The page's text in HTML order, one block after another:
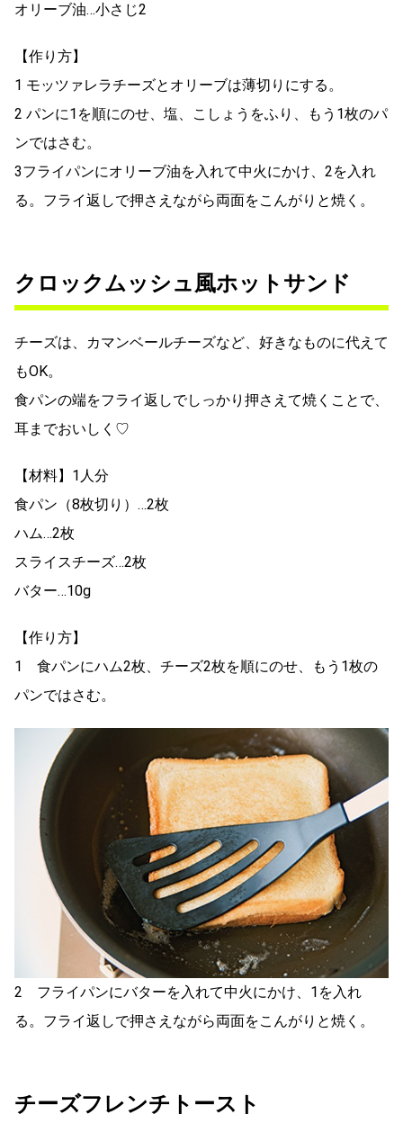
オリーブ油…小さじ2
【作り方】
1 モッツァレラチーズとオリーブは薄切りにする。
2 パンに1を順にのせ、塩、こしょうをふり、もう1枚のパ
ンではさむ。
3フライパンにオリーブ油を入れて中火にかけ、2を入れ
る。フライ返しで押さえながら両面をこんがりと焼く。
クロックムッシュ風ホットサンド
チーズは、カマンベールチーズなど、好きなものに代えて
もOK。
食パンの端をフライ返しでしっかり押さえて焼くことで、
耳までおいしく♡
【材料】1人分
食パン（8枚切り）…2枚
ハム…2枚
スライスチーズ…2枚
バター…10g
【作り方】
1 食パンにハム2枚、チーズ2枚を順にのせ、もう1枚の
パンではさむ。
2 フライパンにバターを入れて中火にかけ、1を入れ
る。フライ返しで押さえながら両面をこんがりと焼く。
チーズフレンチトースト